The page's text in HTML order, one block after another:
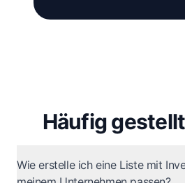
Häufig
Wie erstelle ich eine Liste mit